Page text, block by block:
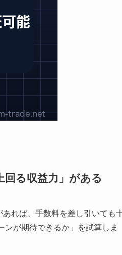
る収益力」がある
れば、手数料を差し引いても
が期待できるか」を試算しま